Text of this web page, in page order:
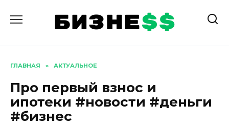
содержанию
ГЛАВНАЯ » АКТУАЛЬНОЕ
Про первый взнос и
ипотеки #новости #деньги
#бизнес